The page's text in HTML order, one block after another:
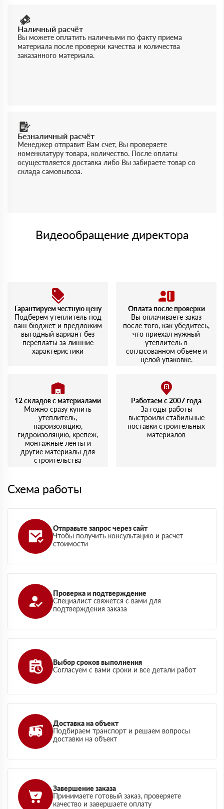
Наличный расчёт
Вы можете оплатить наличными по факту приема
материала после проверки качества и количества
заказанного материала.
Безналичный расчёт
Менеджер отправит Вам счет, Вы проверяете
номенклатуру товара, количество. После оплаты
осуществляется доставка либо Вы забираете товар со
склада самовывоза.
Видеообращение директора
Гарантируем честную цену
Подберем утеплитель под
ваш бюджет и предложим
выгодный вариант без
переплаты за лишние
характеристики
Оплата после проверки
Вы оплачиваете заказ
после того, как убедитесь,
что приехал нужный
утеплитель в
согласованном объеме и
целой упаковке.
12 складов с материалами
Можно сразу купить
утеплитель,
пароизоляцию,
гидроизоляцию, крепеж,
монтажные ленты и
другие материалы для
строительства
Работаем с 2007 года
За годы работы
выстроили стабильные
поставки строительных
материалов
Схема работы
Отправьте запрос через сайт
Чтобы получить консультацию и расчет
стоимости
Проверка и подтверждение
Специалист свяжется с вами для
подтверждения заказа
Выбор сроков выполнения
Согласуем с вами сроки и все детали работ
Доставка на объект
Подбираем транспорт и решаем вопросы
доставки на объект
Завершение заказа
Принимаете готовый заказ, проверяете
качество и завершаете оплату